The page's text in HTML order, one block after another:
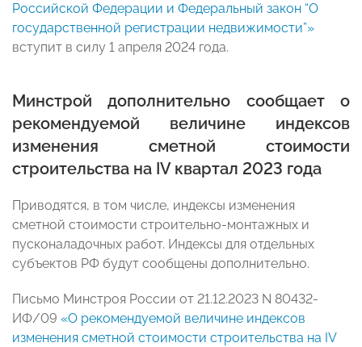
Российской Федерации и Федеральный закон “О
государственной регистрации недвижимости”»
вступит в силу 1 апреля 2024 года.
Минстрой дополнительно сообщает о
рекомендуемой величине индексов
изменения сметной стоимости
строительства на IV квартал 2023 года
Приводятся, в том числе, индексы изменения
сметной стоимости строительно-монтажных и
пусконаладочных работ. Индексы для отдельных
субъектов РФ будут сообщены дополнительно.
Письмо Минстроя России от 21.12.2023 N 80432-
ИФ/09 «О рекомендуемой величине индексов
изменения сметной стоимости строительства на IV